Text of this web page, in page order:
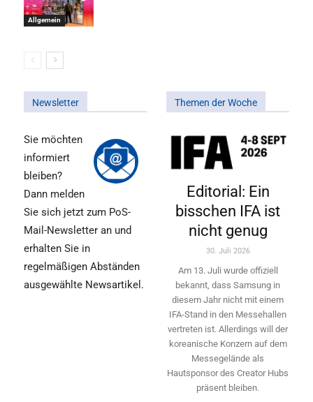
Allgemein
Newsletter
Sie möchten
informiert
bleiben?
Dann melden
Sie sich jetzt zum PoS-
Mail-Newsletter an und
erhalten Sie in
regelmäßigen Abständen
ausgewählte Newsartikel.
Themen der Woche
Editorial: Ein
bisschen IFA ist
nicht genug
30. Juli 2026
Am 13. Juli wurde offiziell
bekannt, dass Samsung in
diesem Jahr nicht mit einem
IFA-Stand in den Messehallen
vertreten ist. Allerdings will ­der
koreanische Konzern auf dem
Messegelände als
Hautsponsor des Creator Hubs
präsent bleiben.